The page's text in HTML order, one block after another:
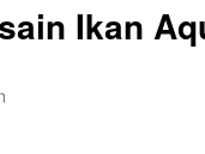
Ikan